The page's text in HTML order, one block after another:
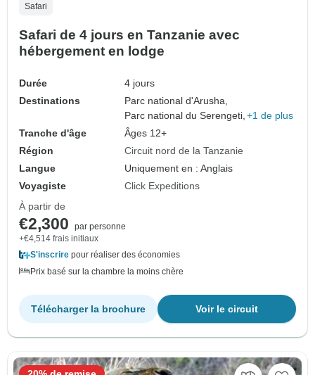
Safari
Safari de 4 jours en Tanzanie avec
hébergement en lodge
Durée
4 jours
Destinations
Parc national d'Arusha,
Parc national du Serengeti, +1 de plus
Tranche d'âge
Âges 12+
Région
Circuit nord de la Tanzanie
Langue
Uniquement en : Anglais
Voyagiste
Click Expeditions
À partir de
€2,300
par personne
+€4,514 frais initiaux
S'inscrire pour réaliser des économies
Prix basé sur la chambre la moins chère
Voir le circuit
Télécharger la brochure